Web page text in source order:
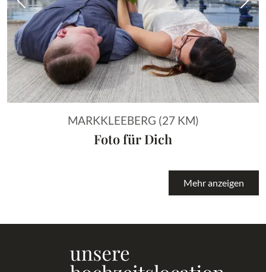
Vorheriges Bild
MARKKLEEBERG (27 KM)
Foto für Dich
Mehr anzeigen